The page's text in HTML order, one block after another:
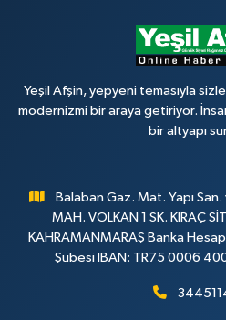
Yeşil Afşin, yepyeni temasıyla
modernizmi bir araya getiriyor.
bir altyapı
Balaban Gaz. Mat. Yapı
MAH. VOLKAN 1 SK. KIRAÇ
KAHRAMANMARAŞ Banka
Şubesi IBAN: TR75 0006